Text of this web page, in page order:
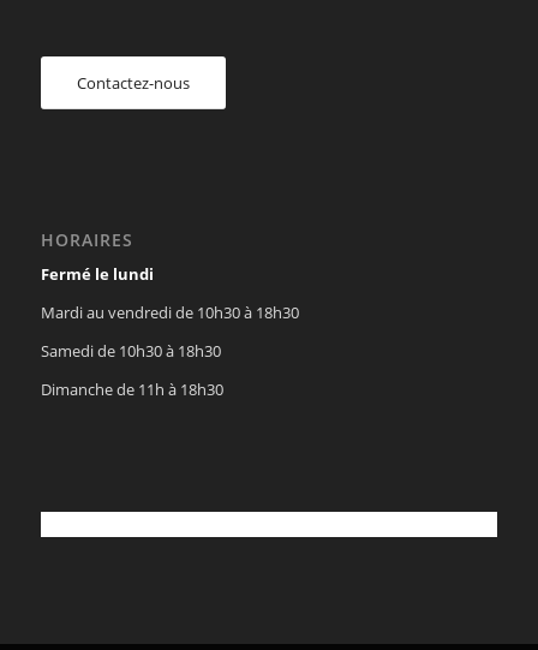
Contactez-nous
HORAIRES
Fermé le lundi
Mardi au vendredi de 10h30 à 18h30
Samedi de 10h30 à 18h30
Dimanche de 11h à 18h30